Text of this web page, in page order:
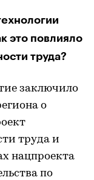
это повлияло
труда?
заключило
о
труда и
нацпроекта
по